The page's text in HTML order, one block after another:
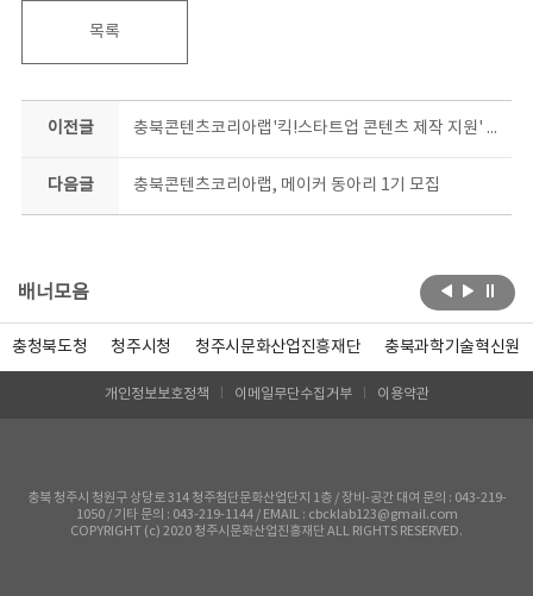
목록
이전글 충북콘텐츠코리아랩'킥!스타트업 콘텐츠 제작 지원' 스타트
다음글 충북콘텐츠코리아랩, 메이커 동아리 1기 모집
배너모음
충청북도청 청주시청 청주시문화산업진흥재단 충북과학기술혁신원
개인정보보호정책 이메일무단수집거부 이용약관
충북 청주시 청원구 상당로 314 청주첨단문화산업단지 1층 / 장비-공간 대여 문의 : 043-219-
1050 / 기타 문의 : 043-219-1144 / EMAIL : cbcklab123@gmail.com
COPYRIGHT (c) 2020 청주시문화산업진흥재단 ALL RIGHTS RESERVED.